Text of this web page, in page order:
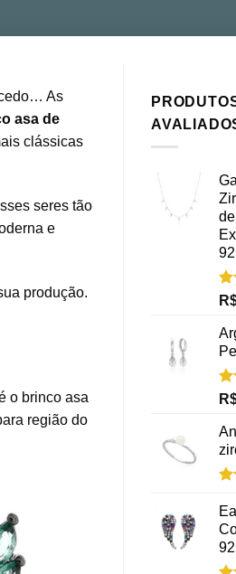
As
asa de
clássicas
seres tão
e
produção.
o brinco asa
região do
5.00
5.00